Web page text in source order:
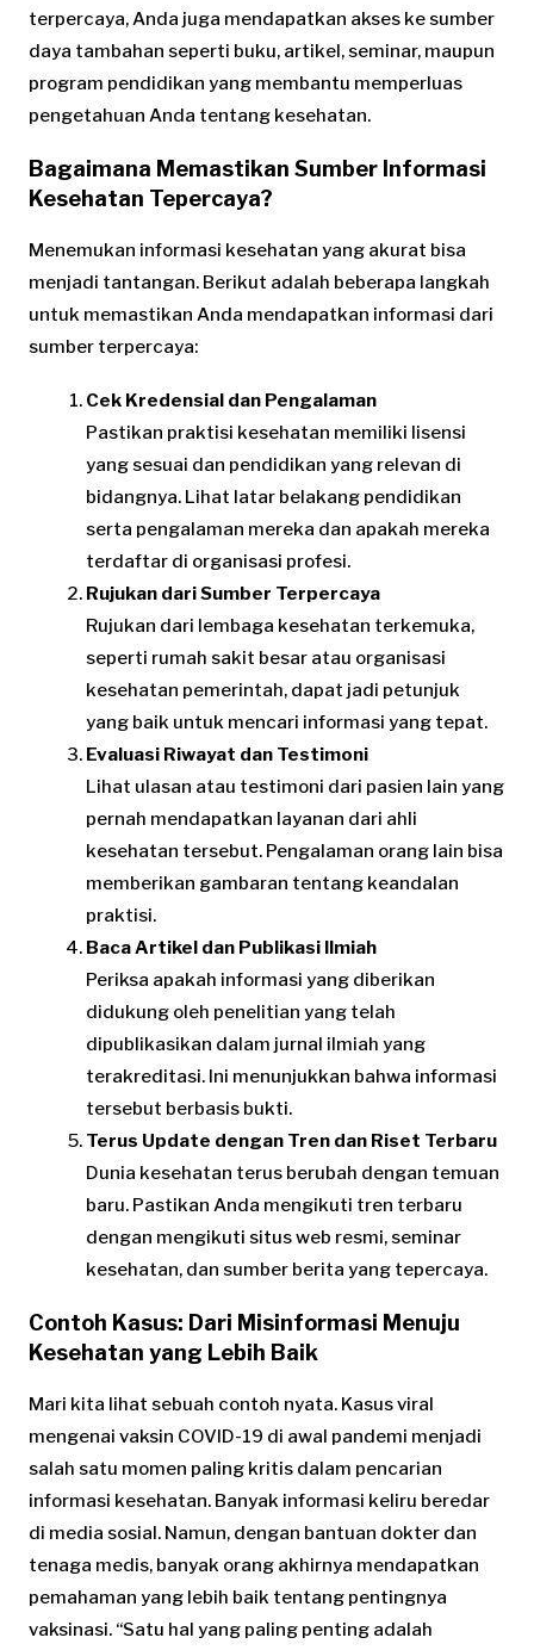
terpercaya, Anda juga mendapatkan akses ke sumber
daya tambahan seperti buku, artikel, seminar, maupun
program pendidikan yang membantu memperluas
pengetahuan Anda tentang kesehatan.
Bagaimana Memastikan Sumber Informasi
Kesehatan Tepercaya?
Menemukan informasi kesehatan yang akurat bisa
menjadi tantangan. Berikut adalah beberapa langkah
untuk memastikan Anda mendapatkan informasi dari
sumber terpercaya:
Cek Kredensial dan Pengalaman
Pastikan praktisi kesehatan memiliki lisensi
yang sesuai dan pendidikan yang relevan di
bidangnya. Lihat latar belakang pendidikan
serta pengalaman mereka dan apakah mereka
terdaftar di organisasi profesi.
Rujukan dari Sumber Terpercaya
Rujukan dari lembaga kesehatan terkemuka,
seperti rumah sakit besar atau organisasi
kesehatan pemerintah, dapat jadi petunjuk
yang baik untuk mencari informasi yang tepat.
Evaluasi Riwayat dan Testimoni
Lihat ulasan atau testimoni dari pasien lain yang
pernah mendapatkan layanan dari ahli
kesehatan tersebut. Pengalaman orang lain bisa
memberikan gambaran tentang keandalan
praktisi.
Baca Artikel dan Publikasi Ilmiah
Periksa apakah informasi yang diberikan
didukung oleh penelitian yang telah
dipublikasikan dalam jurnal ilmiah yang
terakreditasi. Ini menunjukkan bahwa informasi
tersebut berbasis bukti.
Terus Update dengan Tren dan Riset Terbaru
Dunia kesehatan terus berubah dengan temuan
baru. Pastikan Anda mengikuti tren terbaru
dengan mengikuti situs web resmi, seminar
kesehatan, dan sumber berita yang tepercaya.
Contoh Kasus: Dari Misinformasi Menuju
Kesehatan yang Lebih Baik
Mari kita lihat sebuah contoh nyata. Kasus viral
mengenai vaksin COVID-19 di awal pandemi menjadi
salah satu momen paling kritis dalam pencarian
informasi kesehatan. Banyak informasi keliru beredar
di media sosial. Namun, dengan bantuan dokter dan
tenaga medis, banyak orang akhirnya mendapatkan
pemahaman yang lebih baik tentang pentingnya
vaksinasi. “Satu hal yang paling penting adalah